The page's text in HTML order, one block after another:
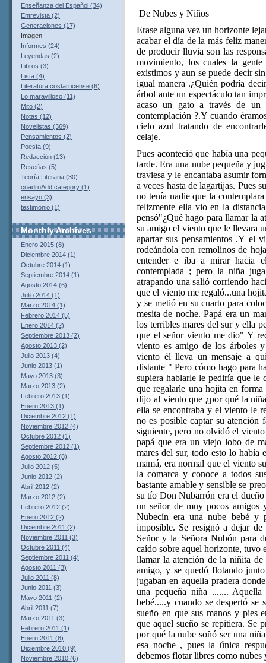
De Nubes y Niños
Erase alguna vez un horizonte
acabar el día de la más feliz
de producir lluvia son las
movimiento, los cuales la
existimos y aun se puede decir
igual manera .¿Quién podría
árbol ante un espectáculo tan
acaso un gato a través de un
contemplación ?.Y cuando
cielo azul tratando de
celaje.
Pues aconteció que había una
tarde. Era una nube pequeña y
traviesa y le encantaba asumir
a veces hasta de lagartijas. Pues
no tenía nadie que la
felizmente ella vio en la
pensó"¿Qué hago para llamar la
su amigo el viento que le llevara
apartar sus pensamientos .Y el
rodeándola con remolinos de
entender e iba a mirar hacia
contemplada ; pero la niña
atrapando una salió corriendo
que el viento me regaló...una
y se metió en su cuarto para
mesita de noche. Papá era un
los terribles mares del sur y ella
que el señor viento me dio" Y
viento es amigo de los árboles
viento él lleva un mensaje a
distante " Pero cómo hago para
supiera hablarle le pediría que le
que regalarle una hojita en
dijo al viento que ¿por qué la
ella se encontraba y el viento le
no es posible captar su atención
siguiente, pero no olvidó el
papá que era un viejo lobo de
mares del sur, todo esto lo había
mamá, era normal que el viento
la comarca y conoce a todos
bastante amable y sensible se
su tío Don Nubarrón era el
un señor de muy pocos amigos
Nubecín era una nube bebé y
imposible. Se resignó a dejar
Señor y la Señora Nubón para
caído sobre aquel horizonte, tuvo
llamar la atención de la niñita
amigo, y se quedó flotando
jugaban en aquella pradera
una pequeña niña .......
bebé.....y cuando se despertó
sueño en que sus manos y pies
que aquel sueño se repitiera. Se
por qué la nube soñó ser una
esa noche , pues la única
debemos flotar libres como
Enseñanza del Español (34)
Entrevista (2)
Generaciones (17)
Imagen
Informes (24)
Leyendas (2)
Libros (3)
Lista (4)
Literatura costarricense (6)
Lo maravilloso (11)
Mito (2)
Notas (12)
Novelistas (369)
Pensamientos (2)
Poesía (9)
Redacción (13)
Reseñas (5)
Teoría Literaria (30)
cuadroAdd category (1)
ensayo (3)
testimonio (1)
MonthlyArchives
Enero 2015 (8)
Diciembre 2014 (1)
Octubre 2014 (1)
Septiembre 2014 (1)
Agosto 2014 (6)
Julio 2014 (1)
Marzo 2014 (1)
Febrero 2014 (5)
Enero 2014 (2)
Septiembre 2013 (2)
Agosto 2013 (2)
Julio 2013 (4)
Junio 2013 (1)
Mayo 2013 (3)
Marzo 2013 (2)
Febrero 2013 (1)
Enero 2013 (1)
Diciembre 2012 (1)
Noviembre 2012 (4)
Octubre 2012 (1)
Septiembre 2012 (1)
Agosto 2012 (8)
Julio 2012 (5)
Junio 2012 (2)
Abril 2012 (2)
Marzo 2012 (2)
Febrero 2012 (2)
Enero 2012 (2)
Diciembre 2011 (2)
Noviembre 2011 (3)
Octubre 2011 (4)
Septiembre 2011 (4)
Agosto 2011 (3)
Julio 2011 (8)
Junio 2011 (3)
Mayo 2011 (2)
Abril 2011 (7)
Marzo 2011 (3)
Febrero 2011 (1)
Enero 2011 (8)
Diciembre 2010 (9)
Noviembre 2010 (6)